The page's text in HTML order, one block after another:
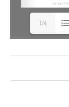
1/4